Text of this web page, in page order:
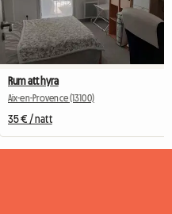
Rum att hyra
Aix-en-Provence (13100)
35 € / natt